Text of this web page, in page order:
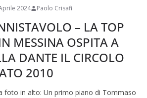
2024 Paolo Crisafi
– LA TOP
MESSINA OSPITA A
DANTE IL CIRCOLO
2010
foto in alto: Un primo piano di Tommaso